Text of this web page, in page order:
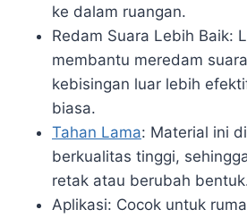
ke dalam ruangan.
Redam Suara Lebih Baik:
membantu meredam
kebisingan luar lebih
biasa.
Tahan Lama: Material ini
berkualitas tinggi,
retak atau berubah
Aplikasi: Cocok untuk